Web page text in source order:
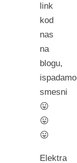
link
kod
nas
na
blogu,
ispadamo
smesni
😛
😛
😛
Elektra